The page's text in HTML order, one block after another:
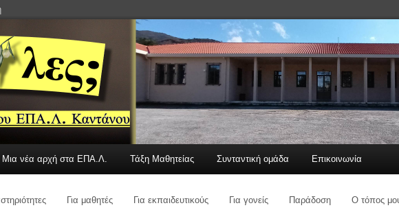
Μια νέα αρχή στα ΕΠΑ.Λ. Τάξη Μαθητείας Συνταντική ομάδα Επικοινωνία
Για μαθητές Για εκπαιδευτικούς Για γονείς Παράδοση Ο τόπος